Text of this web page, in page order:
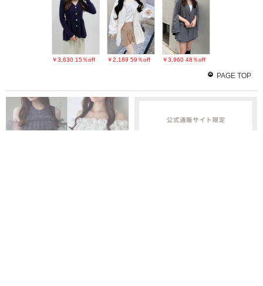
￥3,630 15％off ￥2,189 59％off ￥3,960 48％off
PAGE TOP